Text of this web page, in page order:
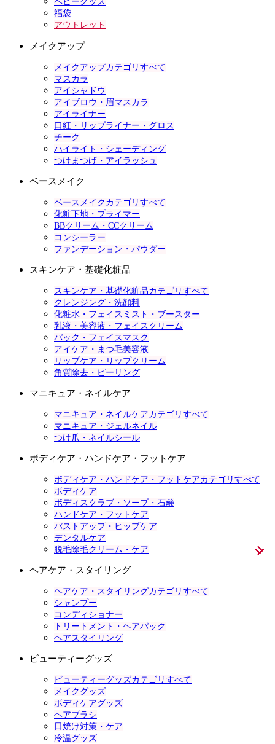
福袋
アウトレット
メイクアップ
メイクアップカテゴリすべて
マスカラ
アイシャドウ
アイブロウ・眉マスカラ
アイライナー
口紅・リップライナー・グロス
チーク
ハイライト・シェーディング
つけまつげ・アイラッシュ
ベースメイク
ベースメイクカテゴリすべて
化粧下地・プライマー
BBクリーム・CCクリーム
コンシーラー
ファンデーション・パウダー
スキンケア・基礎化粧品
スキンケア・基礎化粧品カテゴリすべて
クレンジング・洗顔料
化粧水・フェイスミスト・ブースター
乳液・美容液・フェイスクリーム
パック・フェイスマスク
アイケア・まつ毛美容液
リップケア・リップクリーム
角質除去・ピーリング
マニキュア・ネイルケア
マニキュア・ネイルケアカテゴリすべて
マニキュア・ジェルネイル
つけ爪・ネイルシール
ボディケア・ハンドケア・フットケア
ボディケア・ハンドケア・フットケアカテゴリすべて
ボディケア
ボディスクラブ・ソープ・石鹸
ハンドケア・フットケア
バストアップ・ヒップケア
デンタルケア
脱毛除毛クリーム・ケア
ヘアケア・スタイリング
ヘアケア・スタイリングカテゴリすべて
シャンプー
コンディショナー
トリートメント・ヘアパック
ヘアスタイリング
ビューティーグッズ
ビューティーグッズカテゴリすべて
メイクグッズ
ボディケアグッズ
ヘアブラシ
日焼け対策・ケア
冷温グッズ